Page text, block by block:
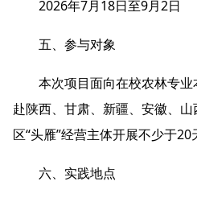
2026年7月18日至9月2日
五、参与对象
本次项目面向在校农林专
赴陕西、甘肃、新疆、安徽、
区“头雁”经营主体开展不少于20
六、实践地点